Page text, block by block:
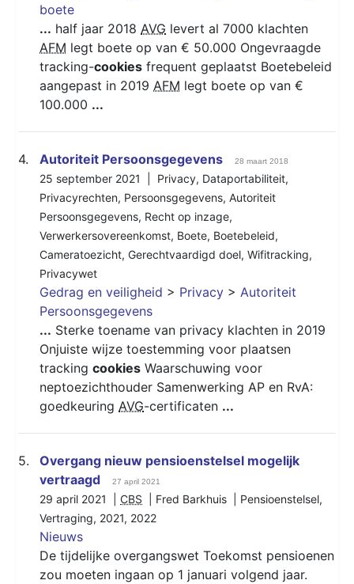
boete
... half jaar 2018 AVG levert al 7000 klachten
AFM legt boete op van € 50.000 Ongevraagde
tracking-cookies frequent geplaatst Boetebeleid
aangepast in 2019 AFM legt boete op van €
100.000 ...
4. Autoriteit Persoonsgegevens 28 maart 2018
25 september 2021 | Privacy, Dataportabiliteit,
Privacyrechten, Persoonsgegevens, Autoriteit
Persoonsgegevens, Recht op inzage,
Verwerkersovereenkomst, Boete, Boetebeleid,
Cameratoezicht, Gerechtvaardigd doel, Wifitracking,
Privacywet
Gedrag en veiligheid > Privacy > Autoriteit
Persoonsgegevens
... Sterke toename van privacy klachten in 2019
Onjuiste wijze toestemming voor plaatsen
tracking cookies Waarschuwing voor
neptoezichthouder Samenwerking AP en RvA:
goedkeuring AVG-certificaten ...
5.
Overgang nieuw pensioenstelsel mogelijk
vertraagd
27 april 2021
29 april 2021 | CBS | Fred Barkhuis | Pensioenstelsel,
Vertraging, 2021, 2022
Nieuws
De tijdelijke overgangswet Toekomst pensioenen
zou moeten ingaan op 1 januari volgend jaar.